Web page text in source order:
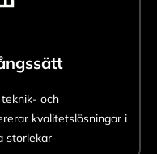
och
kvalitetslösningar i
storlekar